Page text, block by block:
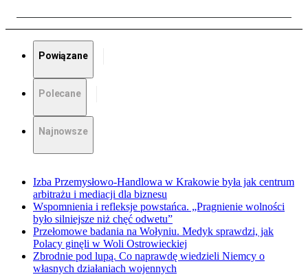
Powiązane
Polecane
Najnowsze
Izba Przemysłowo-Handlowa w Krakowie była jak centrum
arbitrażu i mediacji dla biznesu
Wspomnienia i refleksje powstańca. „Pragnienie wolności
było silniejsze niż chęć odwetu”
Przełomowe badania na Wołyniu. Medyk sprawdzi, jak
Polacy ginęli w Woli Ostrowieckiej
Zbrodnie pod lupą. Co naprawdę wiedzieli Niemcy o
własnych działaniach wojennych